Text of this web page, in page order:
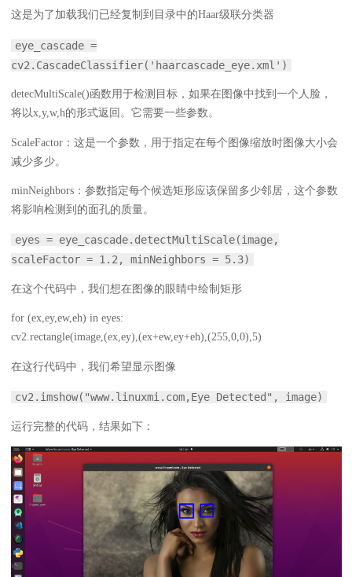
这是为了加载我们已经复制到目录中的Haar级联分类器
eye_cascade =
cv2.CascadeClassifier('haarcascade_eye.xml')
detecMultiScale()函数用于检测目标，如果在图像中找到一个人脸，
将以x,y,w,h的形式返回。它需要一些参数。
ScaleFactor：这是一个参数，用于指定在每个图像缩放时图像大小会
减少多少。
minNeighbors：参数指定每个候选矩形应该保留多少邻居，这个参数
将影响检测到的面孔的质量。
eyes = eye_cascade.detectMultiScale(image,
scaleFactor = 1.2, minNeighbors = 5.3)
在这个代码中，我们想在图像的眼睛中绘制矩形
for (ex,ey,ew,eh) in eyes:
cv2.rectangle(image,(ex,ey),(ex+ew,ey+eh),(255,0,0),5)
在这行代码中，我们希望显示图像
cv2.imshow("www.linuxmi.com,Eye Detected", image)
运行完整的代码，结果如下：